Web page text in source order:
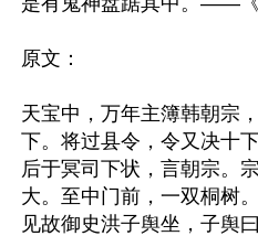
原文：
天宝中，万年主簿韩朝宗
下。将过县令，令又决十
后于冥司下状，言朝宗。
大。至中门前，一双桐树
见故御史洪子舆坐，子舆